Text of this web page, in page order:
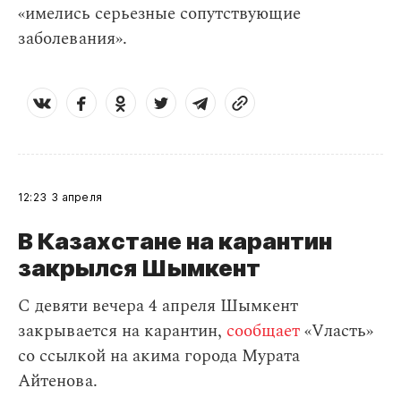
«имелись серьезные сопутствующие
заболевания».
12:23 3 апреля
В Казахстане на карантин
закрылся Шымкент
С девяти вечера 4 апреля Шымкент
закрывается на карантин, сообщает«Vласть»
со ссылкой на акима города Мурата
Айтенова.